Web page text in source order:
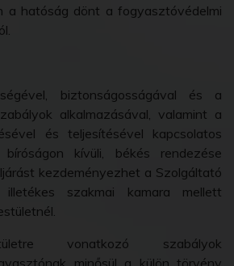
a hatóság dönt a fogyasztóvédelmi
biztonságosságával és a
alkalmazásával, valamint a
és teljesítésével kapcsolatos
kívüli, békés rendezése
kezdeményezhet a Szolgáltató
szakmai kamara mellett
vonatkozó szabályok
minősül a külön törvény